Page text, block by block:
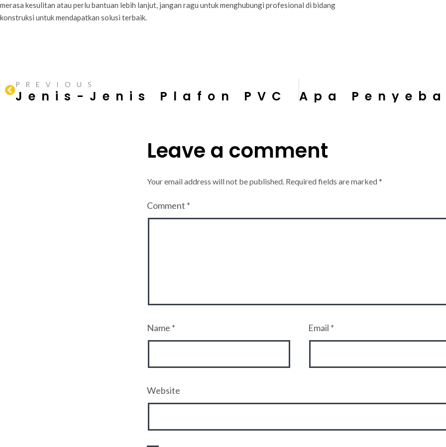
merasa kesulitan atau perlu bantuan lebih lanjut, jangan ragu untuk menghubungi profesional di bidang
konstruksi untuk mendapatkan solusi terbaik.
PREVIOUS
Jenis-Jenis Plafon PVC
Leave a comment
Your email address will not be published. Required fields are marked*
Comment *
Name * Email *
Website